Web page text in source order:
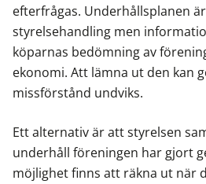
efterfrågas. Underhållsplanen
styrelsehandling men
köparnas bedömning av
ekonomi. Att lämna ut den kan
missförstånd undviks.
Ett alternativ är att styrelsen
underhåll föreningen har gjort
möjlighet finns att räkna ut när